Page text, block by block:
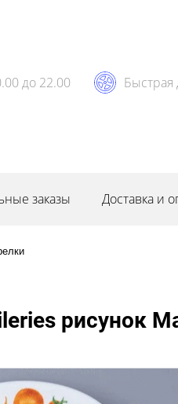
до 22.00 Быстрая
заказы Доставка и
рисунок